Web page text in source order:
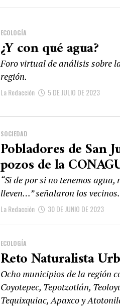
ECOLOGÍA
¿Y con qué agua?
Foro virtual de análisis sobre
región.
La Redacción 5 DE JULIO DE 2023
SOCIEDAD
Pobladores de San
pozos de la
“Si de por si no tenemos
lleven…” señalaron los vecinos.
La Redacción 30 DE JUNIO DE 2023
ECOLOGÍA
Reto Naturalista
Ocho municipios de la región
Coyotepec, Tepotzotlán,
Tequixquiac, Apaxco y